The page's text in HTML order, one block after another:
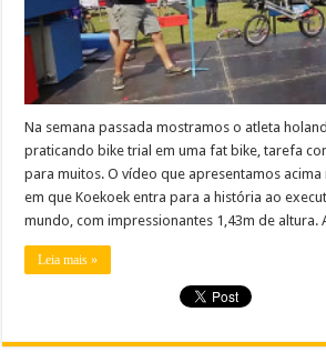
Na semana passada mostramos o atleta
praticando bike trial em uma fat bike, tarefa
para muitos. O vídeo que apresentamos
em que Koekoek entra para a história ao
mundo, com impressionantes 1,43m de altura.
Leia mais »